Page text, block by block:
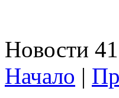
Новости
Начало |